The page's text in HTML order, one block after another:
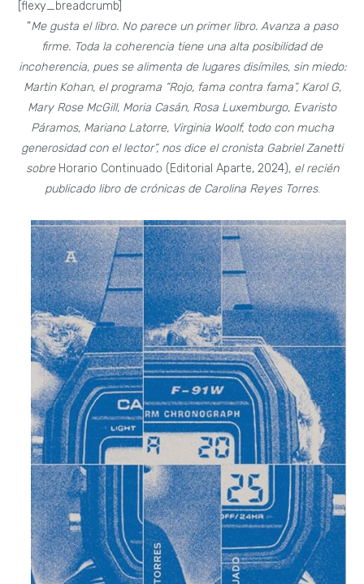
[flexy_breadcrumb]
“Me gusta el libro. No parece un primer libro. Avanza a paso
firme. Toda la coherencia tiene una alta posibilidad de
incoherencia, pues se alimenta de lugares disímiles, sin miedo:
Martin Kohan, el programa “Rojo, fama contra fama”, Karol G,
Mary Rose McGill, Moria Casán, Rosa Luxemburgo, Evaristo
Páramos, Mariano Latorre, Virginia Woolf, todo con mucha
generosidad con el lector”, nos dice el cronista Gabriel Zanetti
sobreHorario Continuado (Editorial Aparte, 2024), el recién
publicado libro de crónicas de Carolina Reyes Torres.